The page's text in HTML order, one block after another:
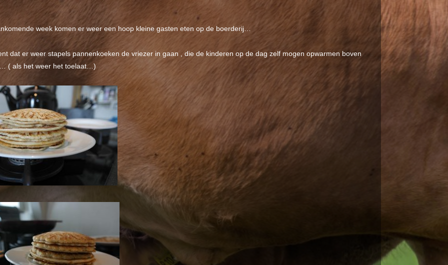
week komen er weer een hoop kleine gasten eten op de boerderij…
dat er weer stapels pannenkoeken de vriezer in gaan , die de kinderen op de dag zelf mogen opwarmen boven
( als het weer het toelaat…)